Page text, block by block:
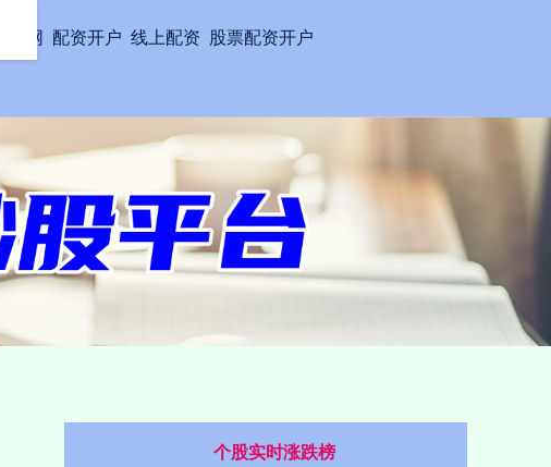
优配网 配资开户 线上配资 股票配资开户
个股实时涨跌榜